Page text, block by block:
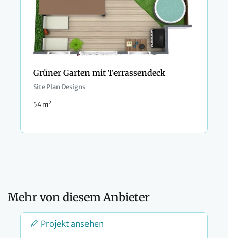
Grüner Garten mit Terrassendeck
Site Plan Designs
54 m2
Mehr von diesem Anbieter
Projekt ansehen